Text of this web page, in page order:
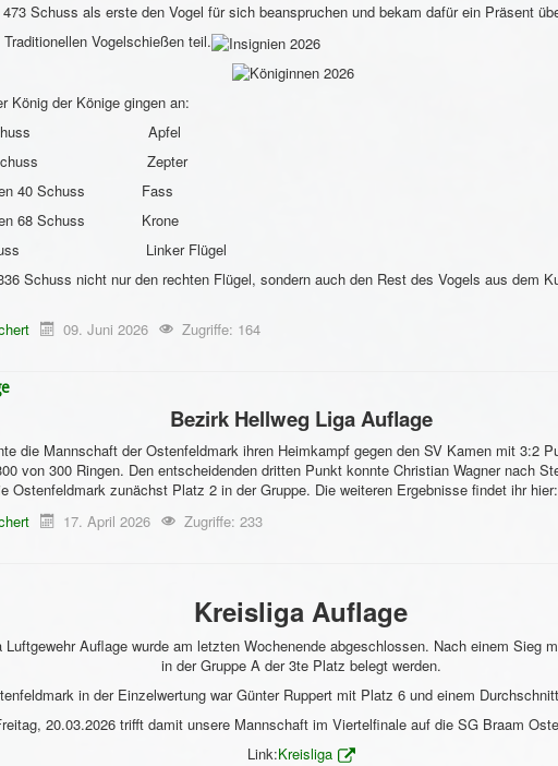
Schuss als erste den Vogel für sich beanspruchen und bekam dafür ein Präsent
Vogelschießen teil.
König der Könige gingen an:
7. Schuss Apfel
15 Schuss Zepter
den 40 Schuss Fass
den 68 Schuss Krone
Schuss Linker Flügel
Schuss nicht nur den rechten Flügel, sondern auch den Rest des Vogels aus dem
09. Juni 2026 Zugriffe: 164
Bezirk Hellweg Liga Auflage
die Mannschaft der Ostenfeldmark ihren Heimkampf gegen den SV Kamen mit 3:2
von 300 Ringen. Den entscheidenden dritten Punkt konnte Christian Wagner nach
Ostenfeldmark zunächst Platz 2 in der Gruppe. Die weiteren Ergebnisse findet ihr hier:
17. April 2026 Zugriffe: 233
Kreisliga Auflage
Luftgewehr Auflage wurde am letzten Wochenende abgeschlossen. Nach einem Sieg
in der Gruppe A der 3te Platz belegt werden.
in der Einzelwertung war Günter Ruppert mit Platz 6 und einem
20.03.2026 trifft damit unsere Mannschaft im Viertelfinale auf die SG Braam
Link:Kreisliga